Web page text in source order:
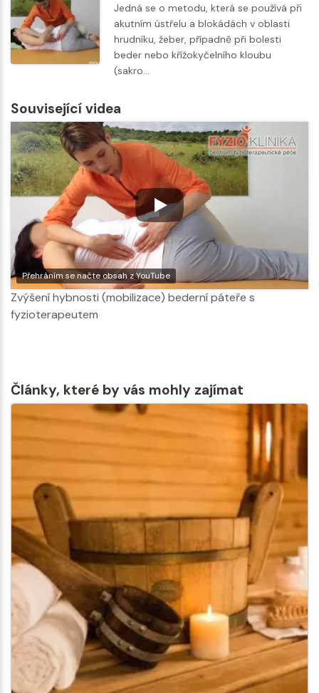
Jedná se o metodu, která se používá při
akutním ústřelu a blokádách v oblasti
hrudníku, žeber, případně při bolesti
beder nebo křížokyčelního kloubu
(sakro…
Související videa
Přehráním se načte obsah z YouTube
Zvýšení hybnosti (mobilizace) bederní páteře s
fyzioterapeutem
Články, které by vás mohly zajímat